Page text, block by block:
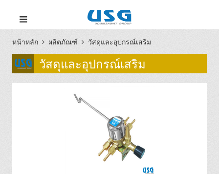
หน้าหลัก ผลิตภัณฑ์ วัสดุและอุปกรณ์เสริม
วัสดุและอุปกรณ์เสริม